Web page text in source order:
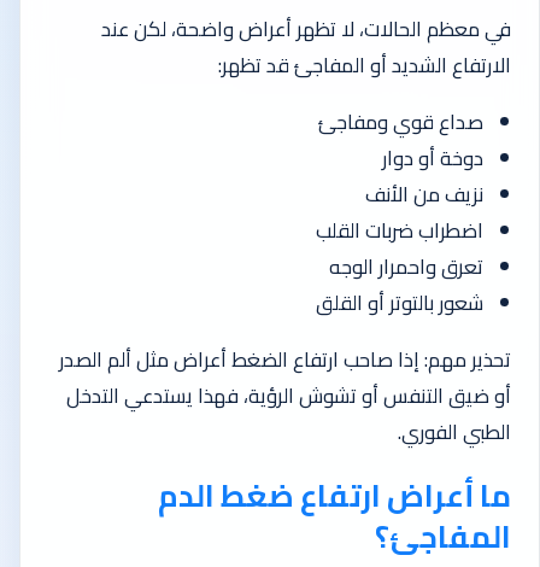
في معظم الحالات، لا تظهر أعراض واضحة، لكن عند
الارتفاع الشديد أو المفاجئ قد تظهر:
صداع قوي ومفاجئ
دوخة أو دوار
نزيف من الأنف
اضطراب ضربات القلب
تعرق واحمرار الوجه
شعور بالتوتر أو القلق
تحذير مهم: إذا صاحب ارتفاع الضغط أعراض مثل ألم الصدر
أو ضيق التنفس أو تشوش الرؤية، فهذا يستدعي التدخل
الطبي الفوري.
ما أعراض ارتفاع ضغط الدم
المفاجئ؟